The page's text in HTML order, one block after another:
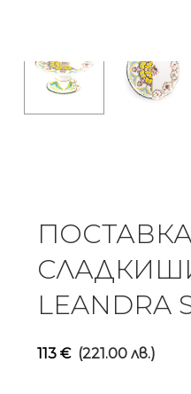
LEANDRA
113 € (221.00 лв.)